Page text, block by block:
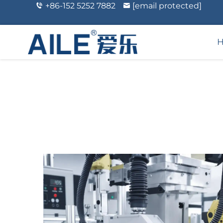
+86-152 5252 7882 [email protected]